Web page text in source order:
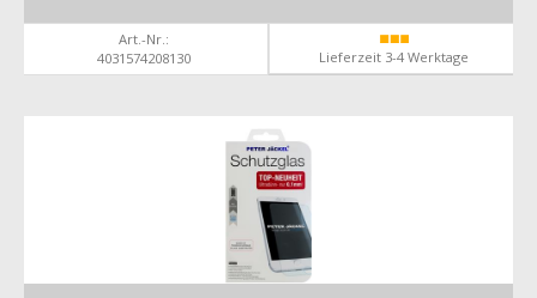
Art.-Nr.:
4031574208130
Lieferzeit 3-4 Werktage